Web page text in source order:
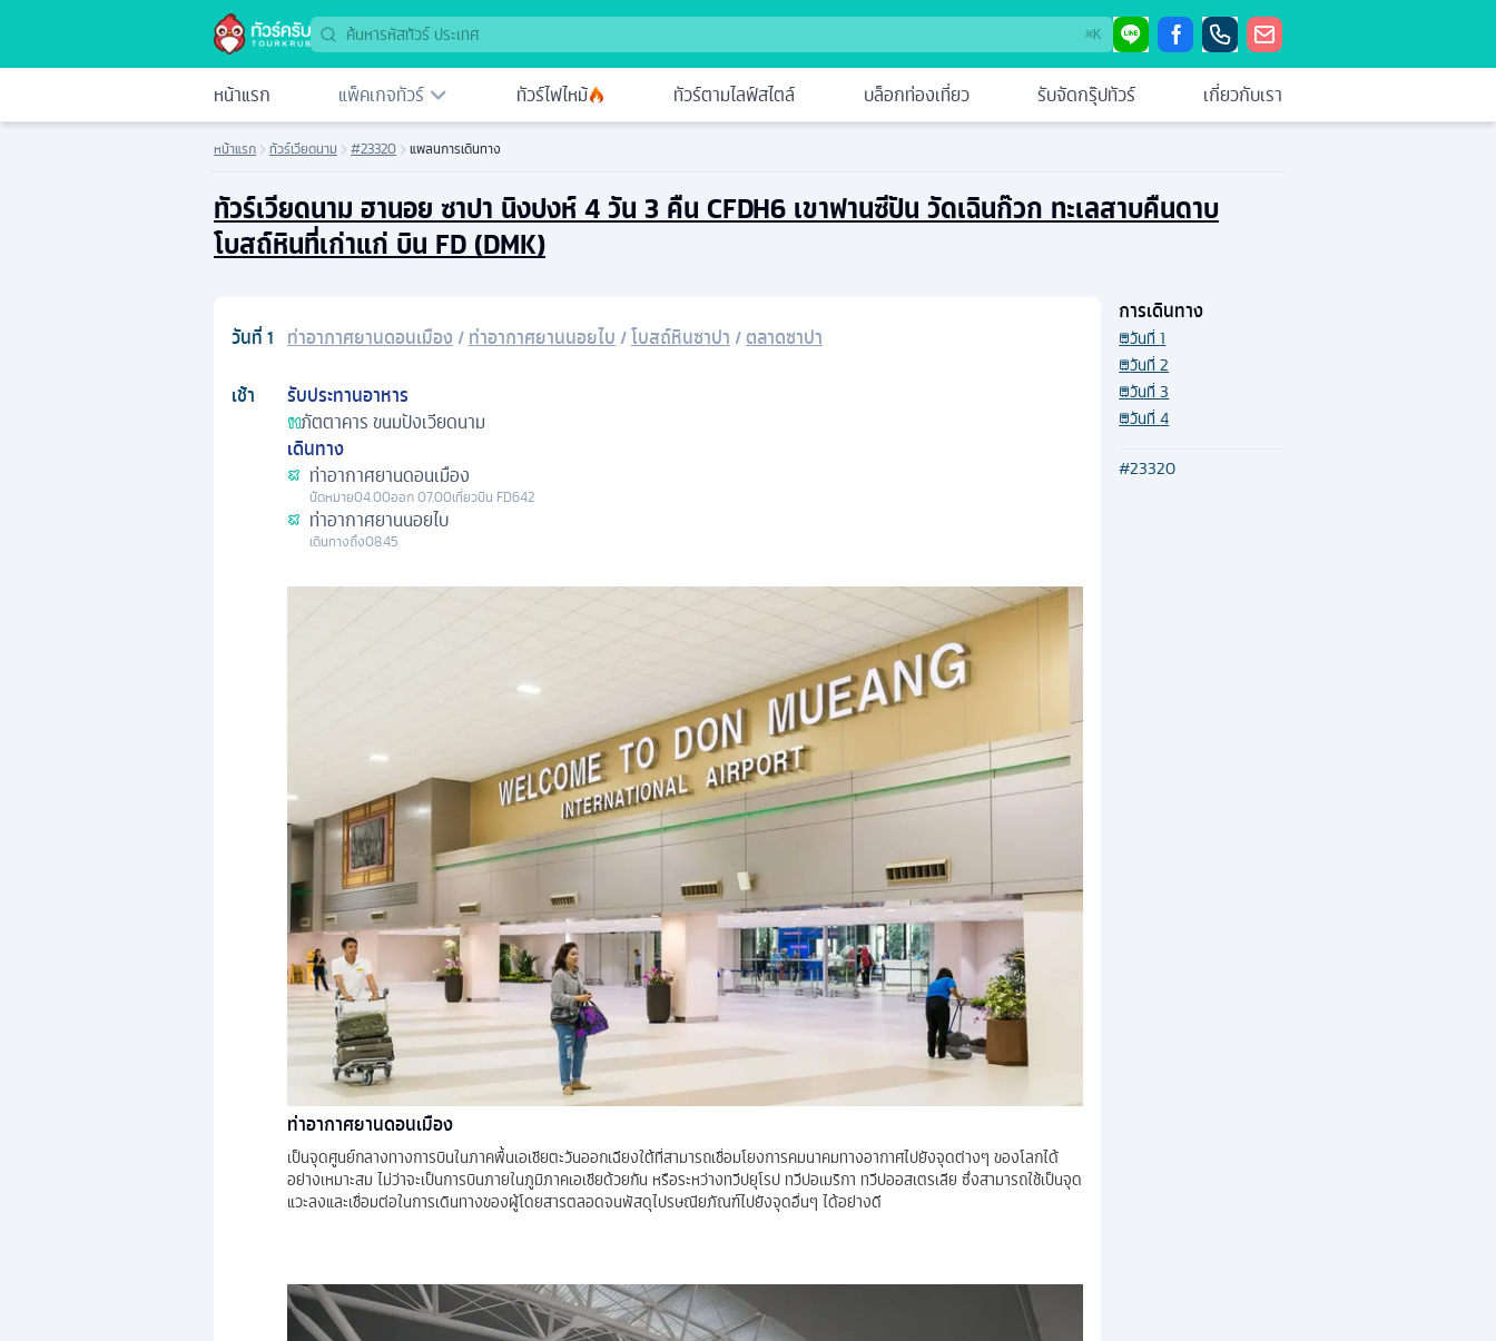
⌘K
หน้าแรก แพ็คเกจทัวร์ ทัวร์ไฟไหม้ ทัวร์ตามไลฟ์สไตล์ บล็อกท่องเที่ยว รับจัดกรุ๊ปทัวร์ เกี่ยวกับเรา
หน้าแรก ทัวร์เวียดนาม #23320 แพลนการเดินทาง
ทัวร์เวียดนาม ฮานอย ซาปา นิงปงห์ 4 วัน 3 คืน CFDH6 เขาฟานซีปัน วัดเฉินก๊วก ทะเลสาบคืนดาบ
โบสถ์หินที่เก่าแก่ บิน FD (DMK)
วันที่1 ท่าอากาศยานดอนเมือง/ท่าอากาศยานนอยไบ /โบสถ์หินซาปา /ตลาดซาปา
เช้า
รับประทานอาหาร
ภัตตาคารขนมปังเวียดนาม
เดินทาง
ท่าอากาศยานดอนเมือง
นัดหมาย04.00ออก07.00เที่ยวบิน FD642
ท่าอากาศยานนอยไบ
เดินทางถึง08.45
ท่าอากาศยานดอนเมือง
เป็นจุดศูนย์กลางทางการบินในภาคพื้นเอเชียตะวันออกเฉียงใต้ที่สามารถเชื่อมโยงการคมนาคมทางอากาศไปยังจุดต่างๆ ของโลกได้
อย่างเหมาะสม ไม่ว่าจะเป็นการบินภายในภูมิภาคเอเชียด้วยกัน หรือระหว่างทวีปยุโรป ทวีปอเมริกา ทวีปออสเตรเลีย ซึ่งสามารถใช้เป็นจุด
แวะลงและเชื่อมต่อในการเดินทางของผู้โดยสารตลอดจนพัสดุไปรษณียภัณฑ์ไปยังจุดอื่นๆ ได้อย่างดี
การเดินทาง
วันที่1
วันที่2
วันที่3
วันที่4
#23320